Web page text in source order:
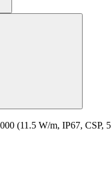
(11.5 W/m, IP67, CSP,